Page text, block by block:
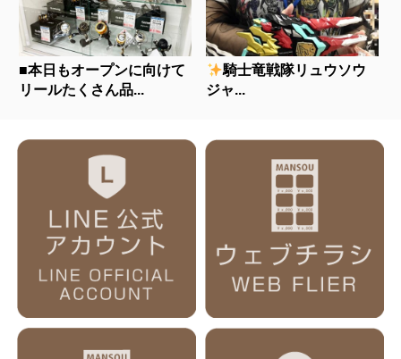
■本日もオープンに向けて
リールたくさん品...
騎士竜戦隊リュウソウ
ジャ...